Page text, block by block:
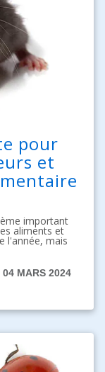
pour
et
important
aliments et
l'année, mais
04 MARS 2024